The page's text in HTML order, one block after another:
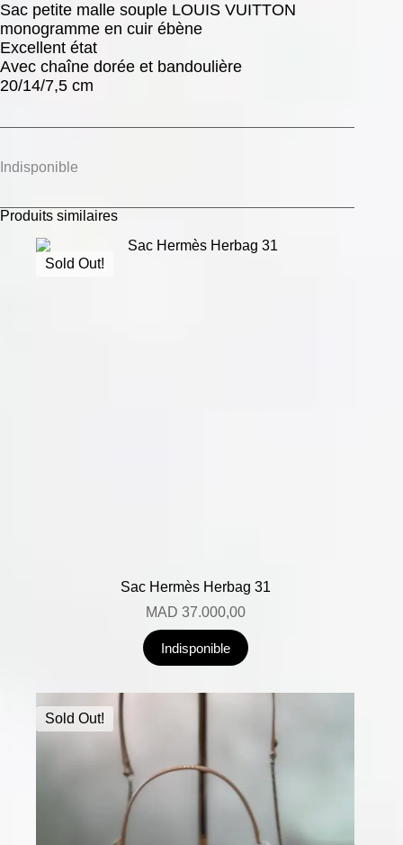
Sac petite malle souple LOUIS VUITTON
monogramme en cuir ébène
Excellent état
Avec chaîne dorée et bandoulière
20/14/7,5 cm
Indisponible
Produits similaires
Sold Out!
Sac Hermès Herbag 31
MAD 37.000,00
Indisponible
Sold Out!